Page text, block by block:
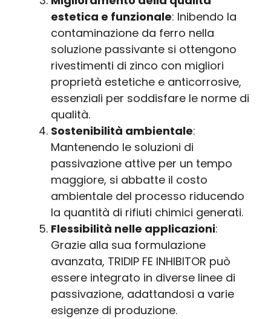
estetica e funzionale: Inibendo la
contaminazione da ferro nella
soluzione passivante si ottengono
rivestimenti di zinco con migliori
proprietà estetiche e anticorrosive,
essenziali per soddisfare le norme di
qualità.
Sostenibilità ambientale:
Mantenendo le soluzioni di
passivazione attive per un tempo
maggiore, si abbatte il costo
ambientale del processo riducendo
la quantità di rifiuti chimici generati.
Flessibilità nelle applicazioni:
Grazie alla sua formulazione
avanzata, TRIDIP FE INHIBITOR può
essere integrato in diverse linee di
passivazione, adattandosi a varie
esigenze di produzione.